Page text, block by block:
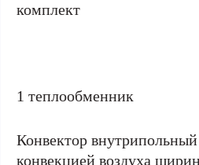
комплект
1 теплообменник
Конвектор внутрипольный
конвекцией воздуха